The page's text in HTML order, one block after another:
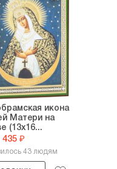
икона
Матери на
(13х16...
435 ₽
43 людям